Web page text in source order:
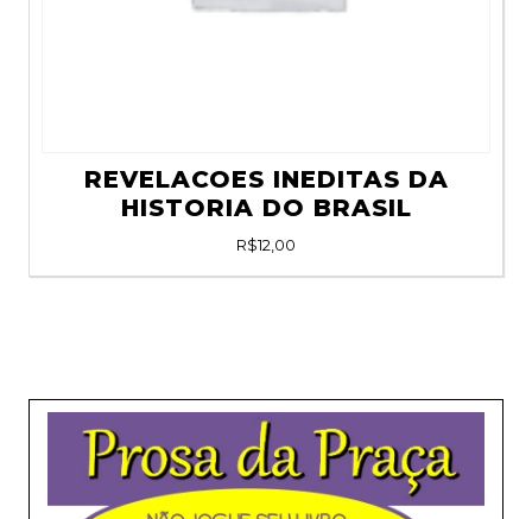
REVELACOES INEDITAS DA
HISTORIA DO BRASIL
R$12,00